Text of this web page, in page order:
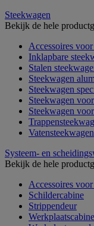
Steekwagen
Bekijk de hele
Accessoires
Inklapbare
Stalen
Steekwagen
Steekwagen
Steekwagen
Steekwagen
Vatensteekwagen
Systeem- en
Bekijk de hele
Accessoires
Schildercabine
Strippendeur
Werkplaatscabine